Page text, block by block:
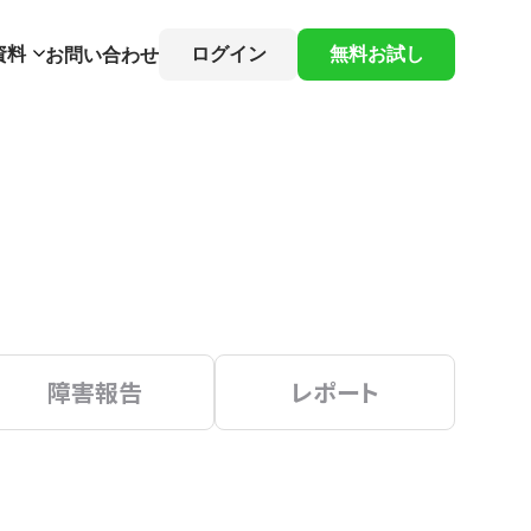
料 お問い合わせ ログイン 無料お試し
障害報告 レポート